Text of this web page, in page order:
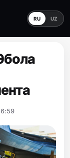
RU UZ